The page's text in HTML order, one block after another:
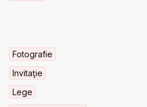
Fotografie
Invitaţie
Lege